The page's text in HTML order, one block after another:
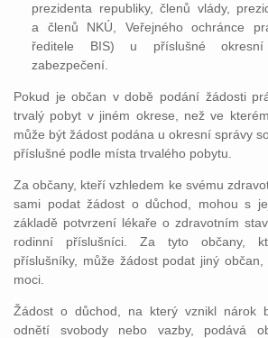
prezidenta republiky, členů vlády,
a členů NKÚ, Veřejného ochránce
ředitele BIS) u příslušné okresní
zabezpečení.
Pokud je občan v době podání žádosti
trvalý pobyt v jiném okrese, než ve
může být žádost podána u okresní správy
příslušné podle místa trvalého pobytu.
Za občany, kteří vzhledem ke svému
sami podat žádost o důchod, mohou s
základě potvrzení lékaře o zdravotním
rodinní příslušníci. Za tyto občany,
příslušníky, může žádost podat jiný
moci.
Žádost o důchod, na který vznikl nárok
odnětí svobody nebo vazby, podává